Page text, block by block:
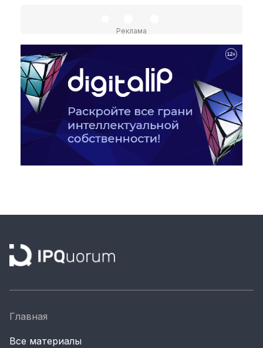
Материалы партнеров
Artists / Художники.РФ
n'RIS
Онлайн патент
Цифровой Сарафан
Смотрите нас в соцсетях и мессенджерах
Реклама
Главная
Все материалы